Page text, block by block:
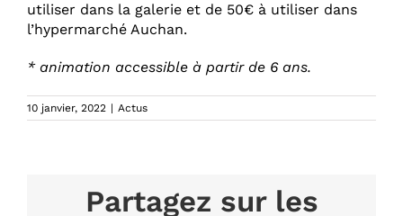
utiliser dans la galerie et de 50€ à utiliser dans
l’hypermarché Auchan.
* animation accessible à partir de 6 ans.
10 janvier, 2022 | Actus
Partagez sur les